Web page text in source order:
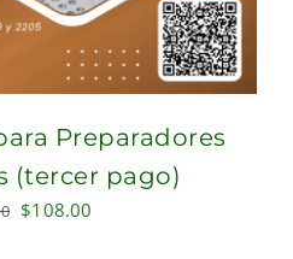
Preparadores
(tercer pago)
Original
$108.00